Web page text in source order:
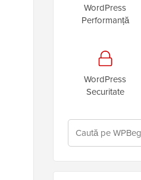
WordPress
Performanță
WordPress
Securitate